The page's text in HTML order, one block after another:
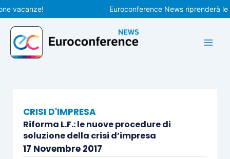
Vai
al
contenuto
Euroconference News riprenderà le
CRISI D'IMPRESA
Riforma L.F.: le nuove procedure di
soluzione della crisi d’impresa
17 Novembre 2017